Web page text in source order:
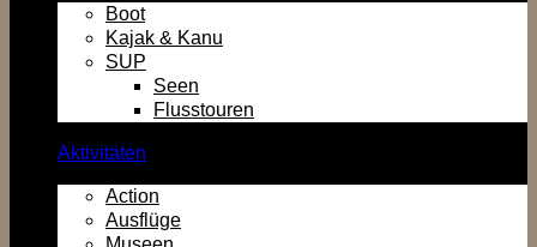
Boot
Kajak & Kanu
SUP
Seen
Flusstouren
Aktivitäten
Action
Ausflüge